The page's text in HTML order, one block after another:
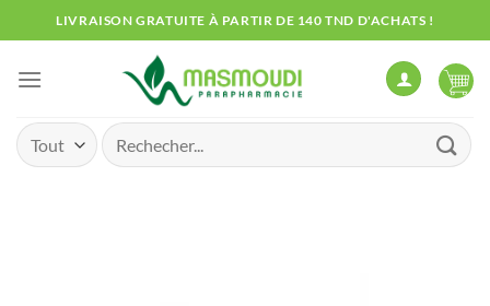
au
contenu
LIVRAISON GRATUITE À PARTIR DE 140 TND D'ACHATS !
Recherche
pour :